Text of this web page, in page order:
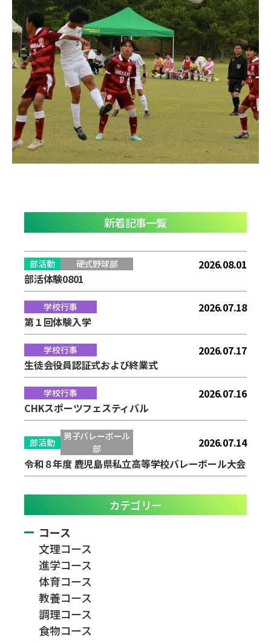
新着記事一覧
部活動 硬式野球部
2026.08.01
部活体験0801
学校行事
2026.07.18
第１回体験入学
学校行事
2026.07.17
生徒会役員認証式および終業式
学校行事
2026.07.16
CHKスポーツフェスティバル
部活動
男子バレーボール
部
2026.07.14
令和８年度 鹿児島県私立高等学校バレーボール大会
カテゴリー
コース
文理コース
進学コース
体育コース
教養コース
調理コース
食物コース